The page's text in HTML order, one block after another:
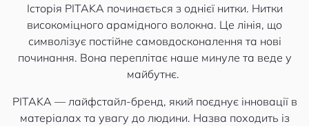
Історія PITAKA починається з однієї нитки. Нитки
високоміцного арамідного волокна. Це лінія, що
символізує постійне самовдосконалення та нові
починання. Вона переплітає наше минуле та веде у
майбутнє.
PITAKA — лайфстайл-бренд, який поєднує інновації в
матеріалах та увагу до людини. Назва походить із